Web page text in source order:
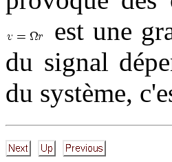
est une
du signal
du système,